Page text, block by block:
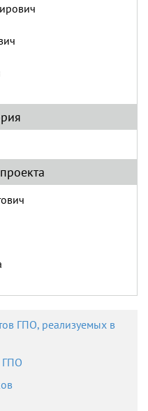
ГПО, реализуемых в
ГПО